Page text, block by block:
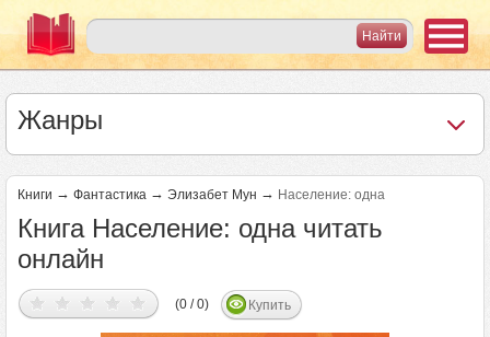
Жанры
Книги → Фантастика → Элизабет Мун → Население: одна
Книга Население: одна читать
онлайн
(0 / 0) Купить